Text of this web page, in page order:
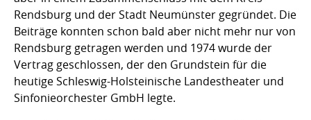
Rendsburg und der Stadt Neumünster gegründet. Die
Beiträge konnten schon bald aber nicht mehr nur von
Rendsburg getragen werden und 1974 wurde der
Vertrag geschlossen, der den Grundstein für die
heutige Schleswig-Holsteinische Landestheater und
Sinfonieorchester GmbH legte.